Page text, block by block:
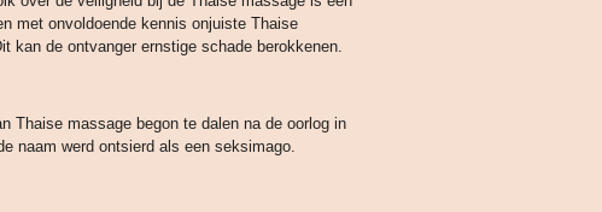
met onvoldoende kennis onjuiste Thaise
kan de ontvanger ernstige schade berokkenen.
Thaise massage begon te dalen na de oorlog in
naam werd ontsierd als een seksimago.